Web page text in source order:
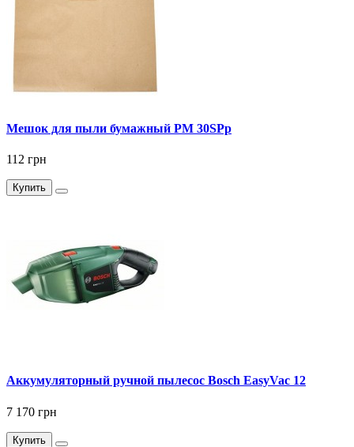
Мешок для пыли бумажный PM 30SPp
112 грн
Купить
Аккумуляторный ручной пылесос Bosch EasyVac 12
7 170 грн
Купить